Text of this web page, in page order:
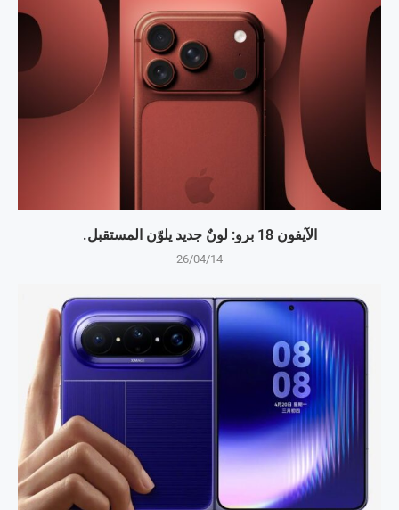
الآيفون 18 برو: لونٌ جديد يلوّن المستقبل.
26/04/14